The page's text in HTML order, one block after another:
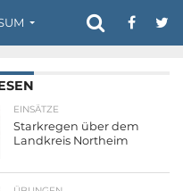
EINSÄTZE
Starkregen über dem
Landkreis Northeim